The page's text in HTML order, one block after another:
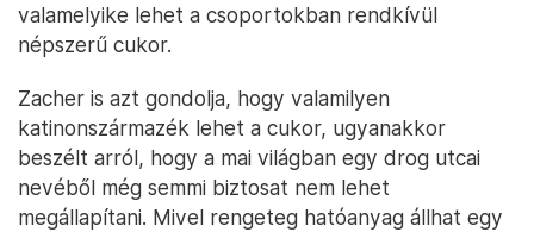
valamelyike lehet a csoportokban rendkívül
népszerű cukor.
Zacher is azt gondolja, hogy valamilyen
katinonszármazék lehet a cukor, ugyanakkor
beszélt arról, hogy a mai világban egy drog utcai
nevéből még semmi biztosat nem lehet
megállapítani. Mivel rengeteg hatóanyag állhat egy